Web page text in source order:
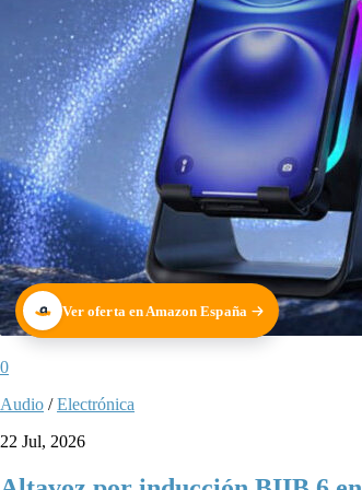
Ver oferta en Amazon España
0
Audio /Electrónica
22 Jul, 2026